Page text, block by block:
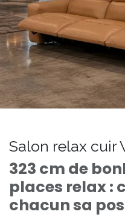
Salon relax cuir
323 cm de
places relax :
chacun sa